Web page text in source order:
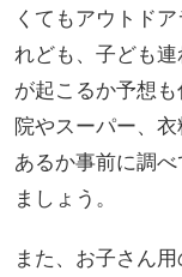
くてもアウトド
れども、子ども
が起こるか予想
院やスーパー、
あるか事前に調
ましょう。
また、お子さん